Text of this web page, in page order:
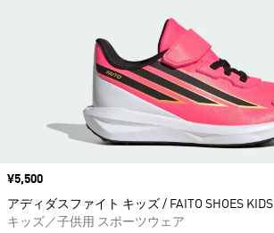
価格
¥5,500
アディダスファイト キッズ / FAITO SHOES KIDS
キッズ／子供用 スポーツウェア